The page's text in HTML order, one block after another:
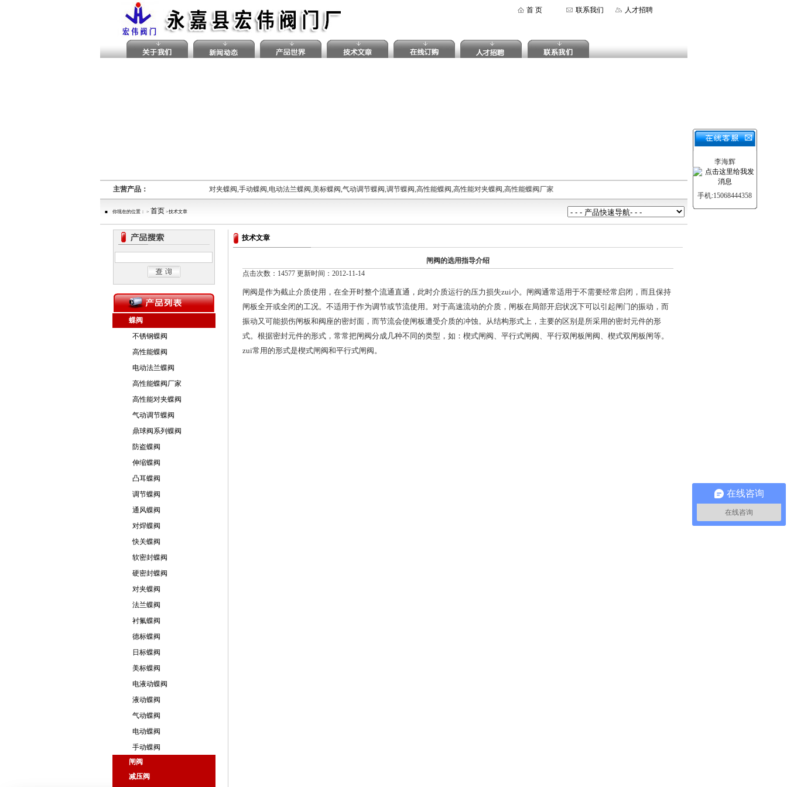
首 页 联系我们 人才招聘
主营产品： 对夹蝶阀,手动蝶阀,电动法兰蝶阀,美标蝶阀,气动调节蝶阀,调节蝶阀,高性能蝶阀,高性能对夹蝶阀,高性能蝶阀厂家
■ 你现在的位置： > 首页 >技术文章
蝶阀
不锈钢蝶阀
高性能蝶阀
电动法兰蝶阀
高性能蝶阀厂家
高性能对夹蝶阀
气动调节蝶阀
鼎球阀系列蝶阀
防盗蝶阀
伸缩蝶阀
凸耳蝶阀
调节蝶阀
通风蝶阀
对焊蝶阀
快关蝶阀
软密封蝶阀
硬密封蝶阀
对夹蝶阀
法兰蝶阀
衬氟蝶阀
德标蝶阀
日标蝶阀
美标蝶阀
电液动蝶阀
液动蝶阀
气动蝶阀
电动蝶阀
手动蝶阀
闸阀
减压阀
技术文章
闸阀的选用指导介绍
点击次数：14577 更新时间：2012-11-14
闸阀是作为截止介质使用，在全开时整个流通直通，此时介质运行的压力损失zui小。闸阀通常适用于不需要经常启闭，而且保持
闸板全开或全闭的工况。不适用于作为调节或节流使用。对于高速流动的介质，闸板在局部开启状况下可以引起闸门的振动，而
振动又可能损伤闸板和阀座的密封面，而节流会使闸板遭受介质的冲蚀。从结构形式上，主要的区别是所采用的密封元件的形
式。根据密封元件的形式，常常把闸阀分成几种不同的类型，如：楔式闸阀、平行式闸阀、平行双闸板闸阀、楔式双闸板闸等。
zui常用的形式是楔式闸阀和平行式闸阀。
李海辉
手机:15068444358
在线咨询
在线咨询